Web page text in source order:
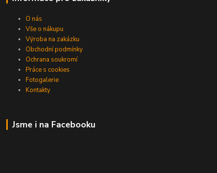
O nás
Vše o nákupu
Výroba na zakázku
Obchodní podmínky
Ochrana soukromí
Práce s cookies
Fotogalerie
Kontakty
Jsme i na Facebooku